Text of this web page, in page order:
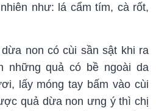
như: lá cẩm tím, cà rốt,
non có cùi sần sật khi ra
những quả có bề ngoài da
lấy móng tay bấm vào cùi
quả dừa non ưng ý thì chị